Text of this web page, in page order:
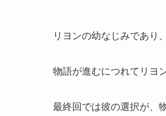
リヨンの幼なじみであり
物語が進むにつれてリヨ
最終回では彼の選択が、